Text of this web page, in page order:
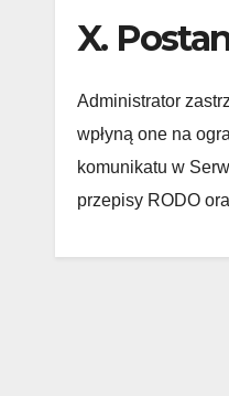
X.
Administrator
wpłyną one na
komunikatu w
przepisy RODO